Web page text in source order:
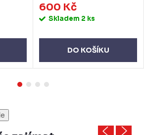
600 Kč
Skladem 2 ks
DO KOŠÍKU